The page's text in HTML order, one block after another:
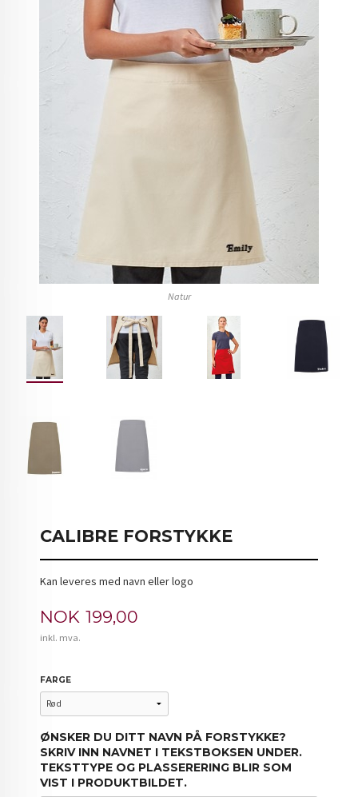
Natur
CALIBRE FORSTYKKE
Kan leveres med navn eller logo
Pris
NOK 199,00
inkl. mva.
FARGE
ØNSKER DU DITT NAVN PÅ FORSTYKKE?
SKRIV INN NAVNET I TEKSTBOKSEN UNDER.
TEKSTTYPE OG PLASSERERING BLIR SOM
VIST I PRODUKTBILDET.